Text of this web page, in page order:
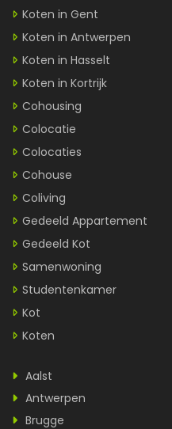
Koten in Gent
Koten in Antwerpen
Koten in Hasselt
Koten in Kortrijk
Cohousing
Colocatie
Colocaties
Cohouse
Coliving
Gedeeld Appartement
Gedeeld Kot
Samenwoning
Studentenkamer
Kot
Koten
Aalst
Antwerpen
Brugge